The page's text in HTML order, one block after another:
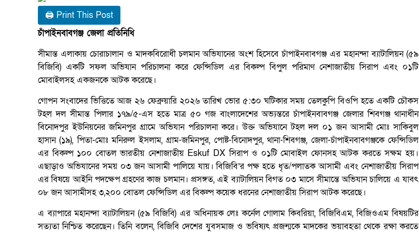
🖨 Print This Post
চাঁপাইনবাবগঞ্জ জেলা প্রতিনিধি
সীমান্ত এলাকায় চোরাচালান ও মাদকবিরোধী চলমান অভিযানের অংশ হিসেবে চাঁপাইনবাবগঞ্জ এর মহানন্দা ব্যাটালিয়ন (৫৯
বিজিবি) একটি সফল অভিযান পরিচালনা করে ফেন্সিডিল এর বিকল্প বিপুল পরিমাণ নেশাজাতীয় সিরাপ এবং ০১টি
মোবাইলসহ একজনকে আটক করেছে।
গোপন সংবাদের ভিত্তিতে আজ ২৬ ফেব্রুয়ারি ২০২৬ তারিখ ভোর ৫:৩০ ঘটিকার সময় তেলকুপি বিওপি হতে একটি চৌকস
টহল দল সীমান্ত পিলার ১৭৯/৫-এস হতে মাত্র ৫০ গজ বাংলাদেশের অভ্যন্তরে চাঁপাইনবাবগঞ্জ জেলার শিবগঞ্জ থানাধীন
বিনোদপুর ইউনিয়নের জমিনপুর গ্রামে অভিযান পরিচালনা করে। উক্ত অভিযানে টহল দল ০১ জন আসামী মোঃ সাকিবুল
হাসান (১৯), পিতা-মোঃ মনিরুল ইসলাম, গ্রাম-জমিনপুর, পোষ্ট-বিনোদপুর, থানা-শিবগঞ্জ, জেলা-চাঁপাইনবাবগঞ্জকে ফেন্সিডিল
এর বিকল্প ১০০ বোতল ভারতীয় নেশাজাতীয় Eskuf DX সিরাপ ও ০১টি মোবাইল ফোনসহ আটক করতে সক্ষম হয়।
এছাড়াও অভিযানের সময় ০৩ জন আসামী পালিয়ে যায়। বিজিবি’র পক্ষ হতে ধৃত/পলাতক আসামী এবং নেশাজাতীয় সিরাপ
এর বিষয়ে আইনি পদক্ষেপ গ্রহণের কাজ চলমান। প্রসঙ্গত, এই ব্যাটালিয়ন বিগত ০৩ মাসে সীমান্তে অভিযান চালিয়ে এ যাবৎ
০৮ জন আসামীসহ ৩,২০০ বোতল ফেন্সিডিল এর বিকল্প কয়েক ধরনের নেশাজাতীয় সিরাপ আটক করেছে।
এ ব্যাপারে মহানন্দা ব্যাটালিয়ন (৫৯ বিজিবি) এর অধিনায়ক লেঃ কর্নেল গোলাম কিবরিয়া, বিজিবিএম, বিজিওএম বিষয়টির
সত্যতা নিশ্চিত করেছেন। তিনি বলেন, বিজিবি দেশের যুবসমাজ ও ভবিষ্যৎ প্রজন্মকে মাদকের ভয়াবহতা থেকে রক্ষা করতে